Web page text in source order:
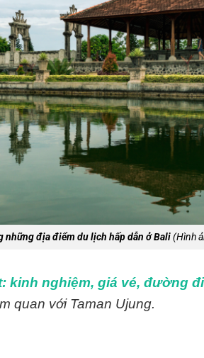
những địa điểm du lịch hấp dẫn ở Bali(Hình
kinh nghiệm, giá vé, đường
quan với Taman Ujung.